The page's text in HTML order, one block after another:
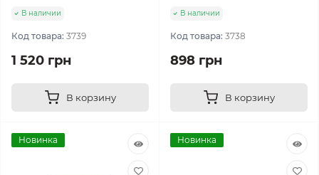
В наличии
Код товара: 3739
1 520 грн
В корзину
В наличии
Код товара: 3738
898 грн
В корзину
Новинка Новинка